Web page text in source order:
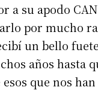
a su apodo
por mucho
un bello
años hasta
que nos